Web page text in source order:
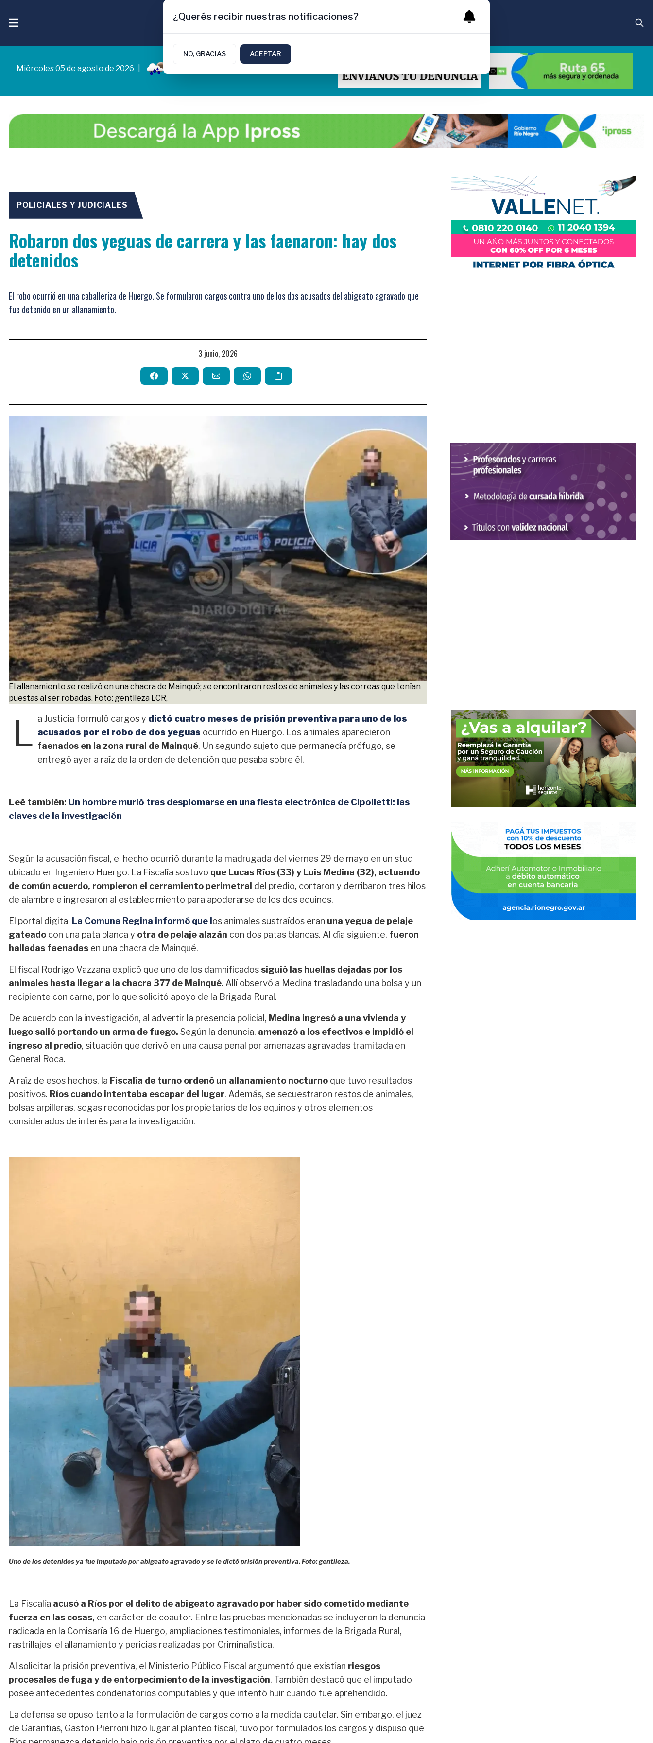
Miércoles 05 de agosto de 2026
POLICIALES Y JUDICIALES
Robaron dos yeguas de carrera y las faenaron: hay dos
detenidos
El robo ocurrió en una caballeriza de Huergo. Se formularon cargos contra uno de los dos acusados del abigeato agravado que
fue detenido en un allanamiento.
3 junio, 2026
El allanamiento se realizó en una chacra de Mainqué; se encontraron restos de animales y las correas que tenían
puestas al ser robadas. Foto: gentileza LCR,
L a Justicia formuló cargos y dictó cuatro meses de prisión preventiva para uno de los
acusados por el robo de dos yeguas ocurrido en Huergo. Los animales aparecieron
faenados en la zona rural de Mainqué. Un segundo sujeto que permanecía prófugo, se
entregó ayer a raíz de la orden de detención que pesaba sobre él.
Leé también: Un hombre murió tras desplomarse en una fiesta electrónica de Cipolletti: las
claves de la investigación
Según la acusación fiscal, el hecho ocurrió durante la madrugada del viernes 29 de mayo en un stud
ubicado en Ingeniero Huergo. La Fiscalía sostuvo que Lucas Ríos (33) y Luis Medina (32), actuando
de común acuerdo, rompieron el cerramiento perimetral del predio, cortaron y derribaron tres hilos
de alambre e ingresaron al establecimiento para apoderarse de los dos equinos.
El portal digital La Comuna Regina informó que los animales sustraídos eran una yegua de pelaje
gateado con una pata blanca y otra de pelaje alazán con dos patas blancas. Al día siguiente, fueron
halladas faenadas en una chacra de Mainqué.
El fiscal Rodrigo Vazzana explicó que uno de los damnificados siguió las huellas dejadas por los
animales hasta llegar a la chacra 377 de Mainqué. Allí observó a Medina trasladando una bolsa y un
recipiente con carne, por lo que solicitó apoyo de la Brigada Rural.
De acuerdo con la investigación, al advertir la presencia policial, Medina ingresó a una vivienda y
luego salió portando un arma de fuego. Según la denuncia, amenazó a los efectivos e impidió el
ingreso al predio, situación que derivó en una causa penal por amenazas agravadas tramitada en
General Roca.
A raíz de esos hechos, la Fiscalía de turno ordenó un allanamiento nocturno que tuvo resultados
positivos. Ríos cuando intentaba escapar del lugar. Además, se secuestraron restos de animales,
bolsas arpilleras, sogas reconocidas por los propietarios de los equinos y otros elementos
considerados de interés para la investigación.
Uno de los detenidos ya fue imputado por abigeato agravado y se le dictó prisión preventiva. Foto: gentileza.
La Fiscalía acusó a Ríos por el delito de abigeato agravado por haber sido cometido mediante
fuerza en las cosas, en carácter de coautor. Entre las pruebas mencionadas se incluyeron la denuncia
radicada en la Comisaría 16 de Huergo, ampliaciones testimoniales, informes de la Brigada Rural,
rastrillajes, el allanamiento y pericias realizadas por Criminalística.
Al solicitar la prisión preventiva, el Ministerio Público Fiscal argumentó que existían riesgos
procesales de fuga y de entorpecimiento de la investigación. También destacó que el imputado
posee antecedentes condenatorios computables y que intentó huir cuando fue aprehendido.
La defensa se opuso tanto a la formulación de cargos como a la medida cautelar. Sin embargo, el juez
de Garantías, Gastón Pierroni hizo lugar al planteo fiscal, tuvo por formulados los cargos y dispuso que
¿Querés recibir nuestras notificaciones?
NO, GRACIAS ACEPTAR